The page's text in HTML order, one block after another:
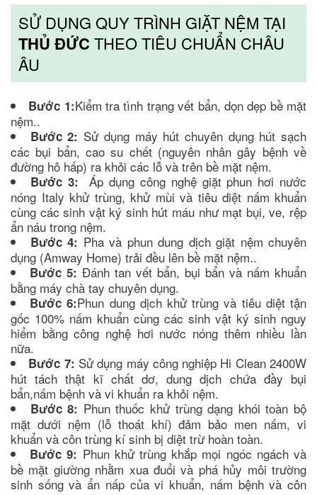
SỬ DỤNG QUY TRÌNH GIẶT NỆM TẠI
THỦ ĐỨC THEO TIÊU CHUẨN CHÂU
ÂU
Bước 1:Kiểm tra tình trạng vết bẩn, dọn dẹp bề mặt
nệm..
Bước 2: Sử dụng máy hút chuyên dụng hút sạch
các bụi bẩn, cao su chết (nguyên nhân gây bệnh về
đường hô hấp) ra khỏi các lỗ và trên bề mặt nệm.
Bước 3:
Áp dụng công nghệ giặt phun hơi nước
nóng Italy khử trùng, khử mùi và tiêu diệt nấm khuẩn
cùng các sinh vật ký sinh hút máu như mạt bụi, ve, rệp
ẩn náu trong nệm.
Bước 4: Pha và phun dung dịch giặt nệm chuyên
dụng (Amway Home) trải đều lên bề mặt nệm..
Bước 5: Đánh tan vết bẩn, bụi bẩn và nấm khuẩn
bằng máy chà tay chuyên dụng.
Bước 6:Phun dung dịch khử trùng và tiêu diệt tận
gốc 100% nấm khuẩn cùng các sinh vật ký sinh nguy
hiểm bằng công nghệ hơi nước nóng thêm nhiều lần
nữa.
Bước 7: Sử dụng máy công nghiệp Hi Clean 2400W
hút tách thật kĩ chất dơ, dung dịch chứa đầy bụi
bẩn,nấm bệnh và vi khuẩn ra khỏi nệm.
Bước 8: Phun thuốc khử trùng dạng khói toàn bộ
mặt dưới nệm (lỗ thoát khí) đảm bảo men nấm, vi
khuẩn và côn trùng kí sinh bị diệt trừ hoàn toàn.
Bước 9: Phun khử trùng khắp mọi ngóc ngách và
bề mặt giường nhằm xua đuổi và phá hủy môi trường
sinh sống và ẩn nấp của vi khuẩn, nấm bệnh và côn